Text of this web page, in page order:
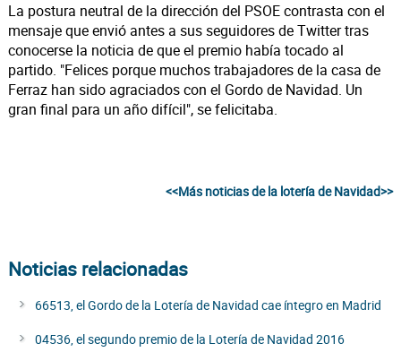
La postura neutral de la dirección del PSOE contrasta con el
mensaje que envió antes a sus seguidores de Twitter tras
conocerse la noticia de que el premio había tocado al
partido. "Felices porque muchos trabajadores de la casa de
Ferraz han sido agraciados con el Gordo de Navidad. Un
gran final para un año difícil", se felicitaba.
<<Más noticias de la lotería de Navidad>>
Noticias relacionadas
66513, el Gordo de la Lotería de Navidad cae íntegro en Madrid
04536, el segundo premio de la Lotería de Navidad 2016